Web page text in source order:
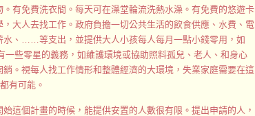
有免費洗衣間。每天可在澡堂輪流洗熱水澡。有免費的悠遊卡
大人去找工作。政府負擔一切公共生活的飲食供應、水費、電
水、……等支出，並提供大人小孩每人每月一點小錢零用，如
一些零星的義務，如維護環境或協助照料孤兒、老人、和身心
。視每人找工作情形和整體經濟的大環境，失業家庭需要在這
有可能。
這個計畫的時候，能提供安置的人數很有限。提出申請的人，